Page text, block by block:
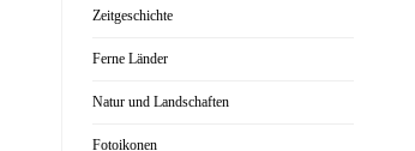
Zeitgeschichte
Ferne Länder
Natur und Landschaften
Fotoikonen